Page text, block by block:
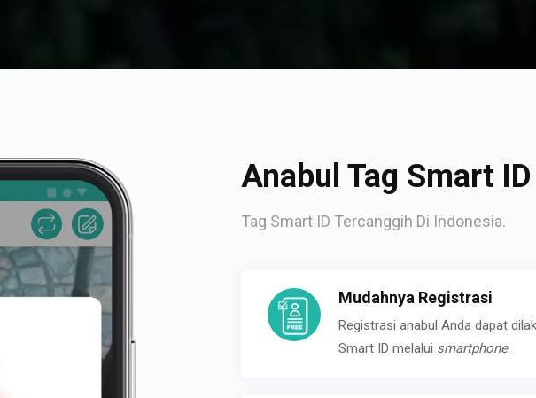
Anabul Tag Smart ID
Tag Smart ID Tercanggih Di Indonesia.
Mudahnya Registrasi
Registrasi anabul Anda dapat
Smart ID melalui smartphone.